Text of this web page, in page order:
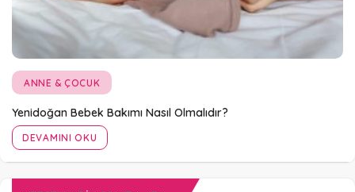
ANNE & ÇOCUK
Yenidoğan Bebek Bakımı Nasıl Olmalıdır?
DEVAMINI OKU